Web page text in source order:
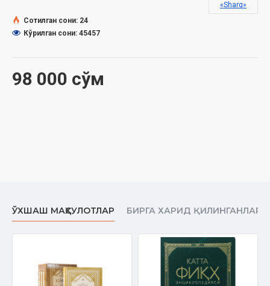
1-жуз
МУНДАРИЖА
Таҳоратни синдирадиган нарсалар ҳақида
Ғусл фарзлари ҳақида
Азон айтмоқ ҳақида
Намознинг шартлари ҳақида
Намозни баланд қироат билан ўқимоқ имом бўлмоқ
Намозни жамоат билан ўқимоқнинг фазилатлари ҳақида
Намоз ўқиб турганда таҳорат синиши ҳақида
98 000 сўм
«Sharq»
Сотилган сони: 24
Кўрилган сони: 45457
ЎХШАШ МАҲСУЛОТЛАР БИРГА ХАРИД ҚИЛИНГАНЛАР